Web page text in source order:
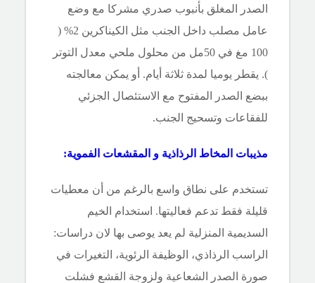
الصدر المغلق بأنبوب صدري مشركا مع وضع
عامل مصلب داخل الجنب مثل الكيناكرين 2% (
100 مغ في 50مل من محلول ملحي معدل التوتر
). يقطر يوميا لمدة ثلاثة أيام. أو يمكن معالجته
ببضع الصدر المفتوح مع الاستئصال الجزئي
للفقاعات وتسحيج الجنب.
مذيبات المخاط الرذاذية و المقشعات الفموية:
تستخدم على نطاق واسع بالرغم من أن معطيات
قليلة فقط تدعم فعاليتها. استخدام الخيم
السديمية المنزلية لم يعد يوصى بها لان دراسات:
الراسب الرذاذي، الوظيفة الرئوية، التغيرات في
صورة الصدر الشعاعية ولزوجة القشع فشلت